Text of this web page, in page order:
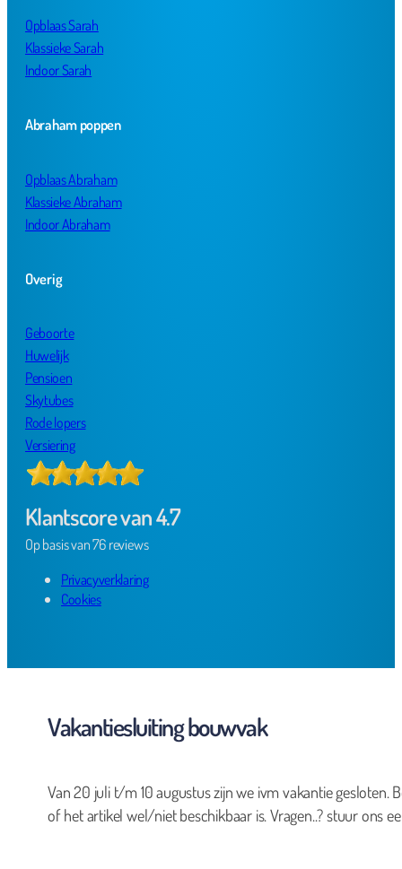
Opblaas Sarah
Klassieke Sarah
Indoor Sarah
Abraham poppen
Opblaas Abraham
Klassieke Abraham
Indoor Abraham
Overig
Geboorte
Huwelijk
Pensioen
Skytubes
Rode lopers
Versiering
Klantscore van 4.7
Op basis van 76 reviews
Privacyverklaring
Cookies
Vakantiesluiting bouwvak
Van 20 juli t/m 10 augustus zijn we ivm vakantie gesloten.
of het artikel wel/niet beschikbaar is. Vragen..? stuur ons